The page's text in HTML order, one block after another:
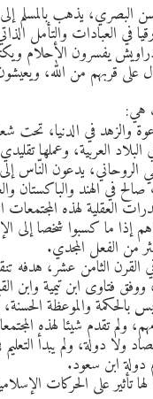
البصري، يذهب بالمسلم
في العبادات والتأمل
يفسرون الأحلام
على قربهم من الله،
والزهد في الدنيا، تحت
العربية، وعملها
يدعون النّاس
في الهند والباكستان
العقلية لهذه المجتمعات
إذا ما كسبوا شخصا
من الفعل المجدي.
الثامن عشر، هدفه
فتاوى ابن تيمية وابن
بالحكمة والموعظة
ولم تقدم شيئا لهذه
ولا دولة، ولم يبدأ
دولة ابن سعود.
تأثير على الحركات